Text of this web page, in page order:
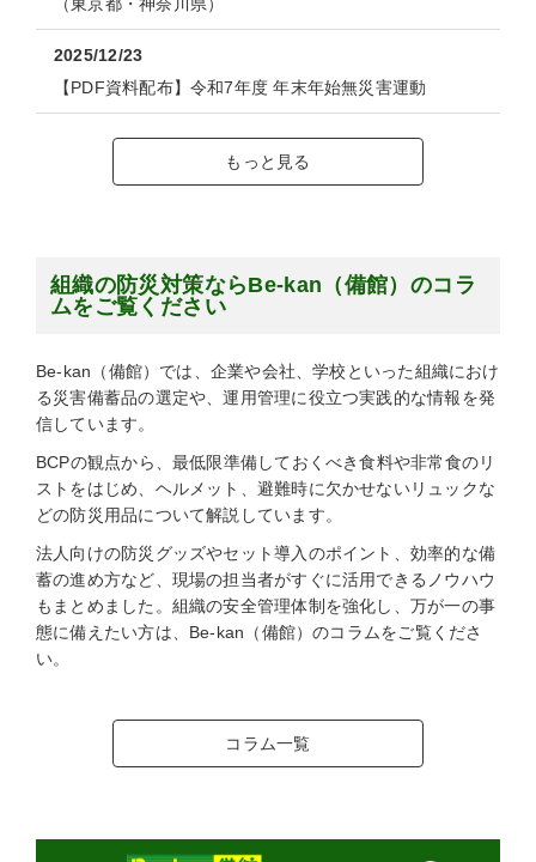
（東京都・神奈川県）
2025/12/23
【PDF資料配布】令和7年度 年末年始無災害運動
もっと見る
組織の防災対策ならBe-kan（備館）のコラ
ムをご覧ください
Be-kan（備館）では、企業や会社、学校といった組織におけ
る災害備蓄品の選定や、運用管理に役立つ実践的な情報を発
信しています。
BCPの観点から、最低限準備しておくべき食料や非常食のリ
ストをはじめ、ヘルメット、避難時に欠かせないリュックな
どの防災用品について解説しています。
法人向けの防災グッズやセット導入のポイント、効率的な備
蓄の進め方など、現場の担当者がすぐに活用できるノウハウ
もまとめました。組織の安全管理体制を強化し、万が一の事
態に備えたい方は、Be-kan（備館）のコラムをご覧くださ
い。
コラム一覧